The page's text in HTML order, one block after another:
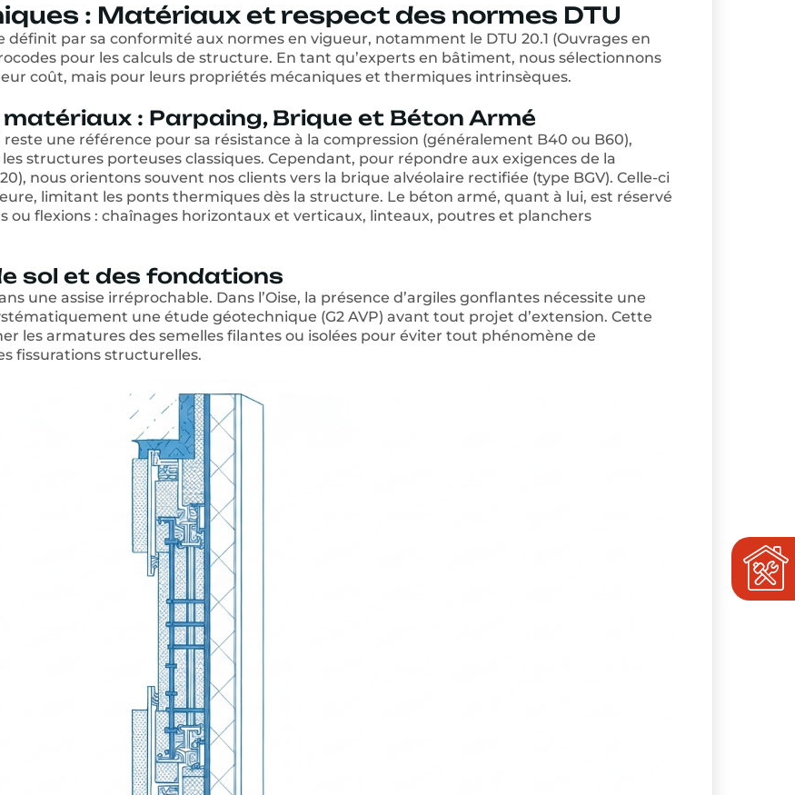
: Matériaux et respect des normes DTU
définit par sa conformité aux normes en vigueur, notamment le DTU 20.1 (Ouvrages en
pour les calculs de structure. En tant qu’experts en bâtiment, nous sélectionnons
coût, mais pour leurs propriétés mécaniques et thermiques intrinsèques.
: Parpaing, Brique et Béton Armé
une référence pour sa résistance à la compression (généralement B40 ou B60),
structures porteuses classiques. Cependant, pour répondre aux exigences de la
nous orientons souvent nos clients vers la brique alvéolaire rectifiée (type BGV). Celle-ci
limitant les ponts thermiques dès la structure. Le béton armé, quant à lui, est réservé
ou flexions : chaînages horizontaux et verticaux, linteaux, poutres et planchers
sol et des fondations
une assise irréprochable. Dans l’Oise, la présence d’argiles gonflantes nécessite une
une étude géotechnique (G2 AVP) avant tout projet d’extension. Cette
les armatures des semelles filantes ou isolées pour éviter tout phénomène de
fissurations structurelles.